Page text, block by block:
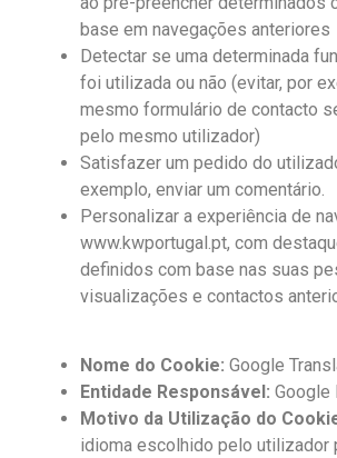
base em navegações anteriores
Detectar se uma determinada
foi utilizada ou não (evitar, por
mesmo formulário de contacto
pelo mesmo utilizador)
Satisfazer um pedido do
exemplo, enviar um comentário.
Personalizar a experiência de
www.kwportugal.pt, com
definidos com base nas suas
visualizações e contactos
Nome do Cookie: Google
Entidade Responsável: Google
Motivo da Utilização do
idioma escolhido pelo utilizador